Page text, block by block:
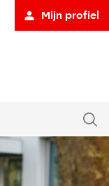
Mijn profiel